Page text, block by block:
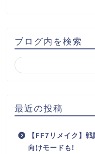
ブログ内を検索
最近の投稿
【FF7リメイク】
向けモードも!